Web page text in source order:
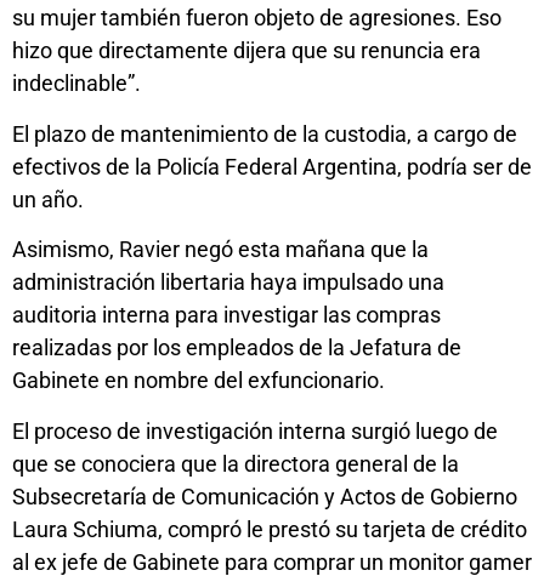
su mujer también fueron objeto de agresiones. Eso
hizo que directamente dijera que su renuncia era
indeclinable”.
El plazo de mantenimiento de la custodia, a cargo de
efectivos de la Policía Federal Argentina, podría ser de
un año.
Asimismo, Ravier negó esta mañana que la
administración libertaria haya impulsado una
auditoria interna para investigar las compras
realizadas por los empleados de la Jefatura de
Gabinete en nombre del exfuncionario.
El proceso de investigación interna surgió luego de
que se conociera que la directora general de la
Subsecretaría de Comunicación y Actos de Gobierno
Laura Schiuma, compró le prestó su tarjeta de crédito
al ex jefe de Gabinete para comprar un monitor gamer